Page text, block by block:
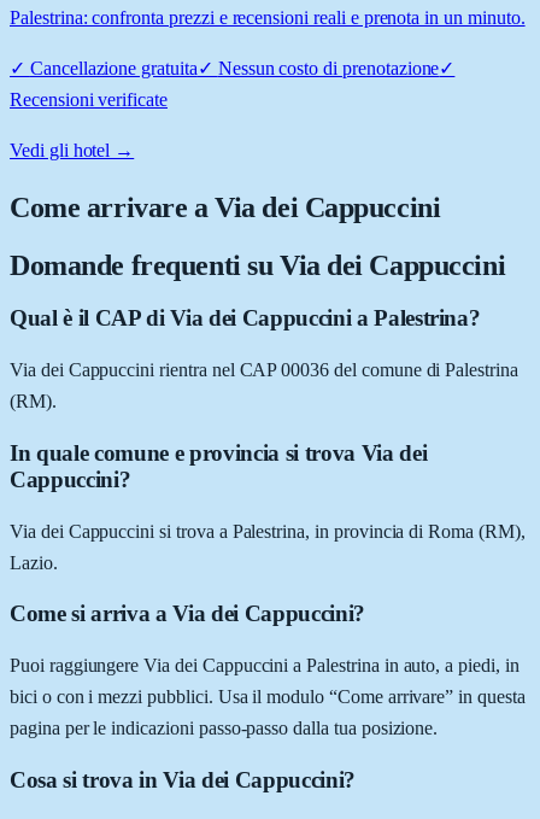
Palestrina: confronta prezzi e recensioni reali e prenota in un minuto.
✓ Cancellazione gratuita✓ Nessun costo di prenotazione✓
Recensioni verificate
Vedi gli hotel →
Come arrivare aVia dei Cappuccini
Domande frequenti su Via dei Cappuccini
Qual è il CAP di Via dei Cappuccini a Palestrina?
Via dei Cappuccini rientra nel CAP 00036 del comune di Palestrina
(RM).
In quale comune e provincia si trova Via dei
Cappuccini?
Via dei Cappuccini si trova a Palestrina, in provincia di Roma (RM),
Lazio.
Come si arriva a Via dei Cappuccini?
Puoi raggiungere Via dei Cappuccini a Palestrina in auto, a piedi, in
bici o con i mezzi pubblici. Usa il modulo “Come arrivare” in questa
pagina per le indicazioni passo-passo dalla tua posizione.
Cosa si trova in Via dei Cappuccini?